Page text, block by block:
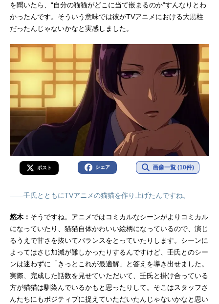
を聞いたら、“自分の猫猫がどこに当て嵌まるのか”すんなりとわ
かったんです。そういう意味では彼がTVアニメにおける大黒柱
だったんじゃないかなと実感しました。
ポスト シェア 画像一覧 (10件)
――壬氏とともにTVアニメの猫猫を作り上げたんですね。
悠木： そうですね。アニメではコミカルなシーンがよりコミカル
になっていたり、猫猫自体かわいい絵柄になっているので、演じ
るうえで甘さを抜いてバランスをとっていたりします。シーンに
よってはさじ加減が難しかったりするんですけど、壬氏とのシー
ンは迷わずに「きっとこれが最適解」と答えを導き出せました。
実際、完成した話数を見せていただいて、壬氏と掛け合っている
方が猫猫は馴染んでいるかもと思ったりして。そこはスタッフさ
んたちにもポジティブに捉えていただいたんじゃないかなと思い